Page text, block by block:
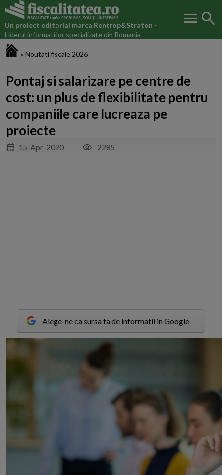
Un proiect editorial marca Rentrop&Straton -
Liderul informatiilor specializate din Romania
menu search
» Noutati fiscale 2026
Pontaj si salarizare pe centre de
cost: un plus de flexibilitate pentru
companiile care lucreaza pe
proiecte
15-Apr-2020 2285
Alege-ne ca sursa ta de informatii in Google